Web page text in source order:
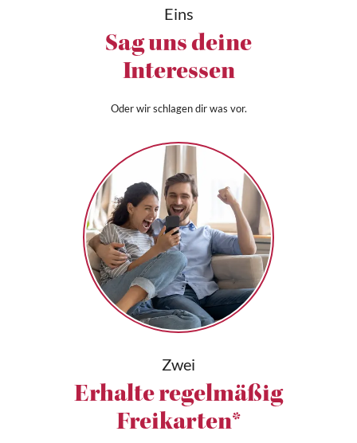
Eins
Sag uns deine
Interessen
Oder wir schlagen dir was vor.
Zwei
Erhalte regelmäßig
Freikarten*